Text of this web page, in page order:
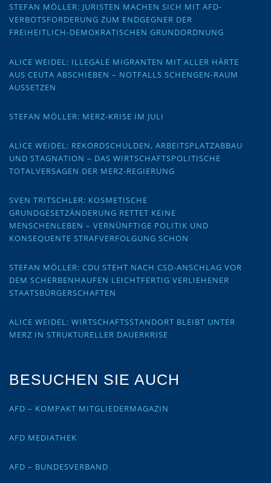
STEFAN MÖLLER: JURISTEN MACHEN SICH MIT AFD-
VERBOTSFORDERUNG ZUM ENDGEGNER DER
FREIHEITLICH-DEMOKRATISCHEN GRUNDORDNUNG
ALICE WEIDEL: ILLEGALE MIGRANTEN MIT ALLER HÄRTE
AUS CEUTA ABSCHIEBEN – NOTFALLS SCHENGEN-RAUM
AUSSETZEN
STEFAN MÖLLER: MERZ-KRISE IM JULI
ALICE WEIDEL: REKORDSCHULDEN, ARBEITSPLATZABBAU
UND STAGNATION – DAS WIRTSCHAFTSPOLITISCHE
TOTALVERSAGEN DER MERZ-REGIERUNG
SVEN TRITSCHLER: KOSMETISCHE
GRUNDGESETZÄNDERUNG RETTET KEINE
MENSCHENLEBEN – VERNÜNFTIGE POLITIK UND
KONSEQUENTE STRAFVERFOLGUNG SCHON
STEFAN MÖLLER: CDU STEHT NACH CSD-ANSCHLAG VOR
DEM SCHERBENHAUFEN LEICHTFERTIG VERLIEHENER
STAATSBÜRGERSCHAFTEN
ALICE WEIDEL: WIRTSCHAFTSSTANDORT BLEIBT UNTER
MERZ IN STRUKTURELLER DAUERKRISE
BESUCHEN SIE AUCH
AFD – KOMPAKT MITGLIEDERMAGAZIN
AFD MEDIATHEK
AFD – BUNDESVERBAND